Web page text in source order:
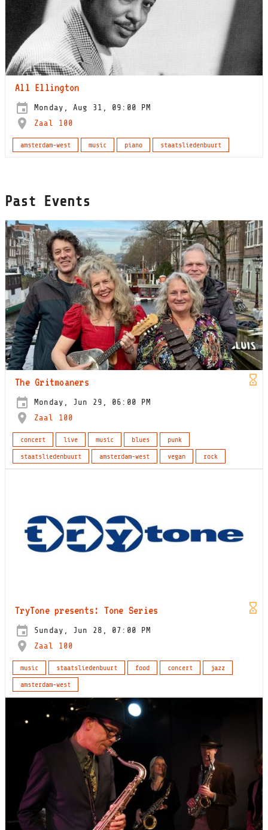
All Ellington
Monday, Aug 31, 09:00 PM
Zaal 100
amsterdam-west music piano staatsliedenbuurt
Past Events
The Gritmoaners
Monday, Jun 29, 06:00 PM
Zaal 100
concert live music blues
punk
staatsliedenbuurt
amsterdam-west vegan rock
TryTone presents: Tone Series
Sunday, Jun 28, 07:00 PM
Zaal 100
music staatsliedenbuurt food concert
jazz
amsterdam-west